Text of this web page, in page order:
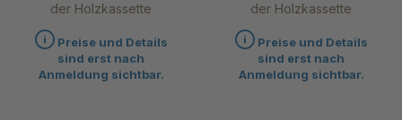
der Holzkassette
Preise und Details
sind erst nach
Anmeldung sichtbar.
der Holzkassette
Preise und Details
sind erst nach
Anmeldung sichtbar.